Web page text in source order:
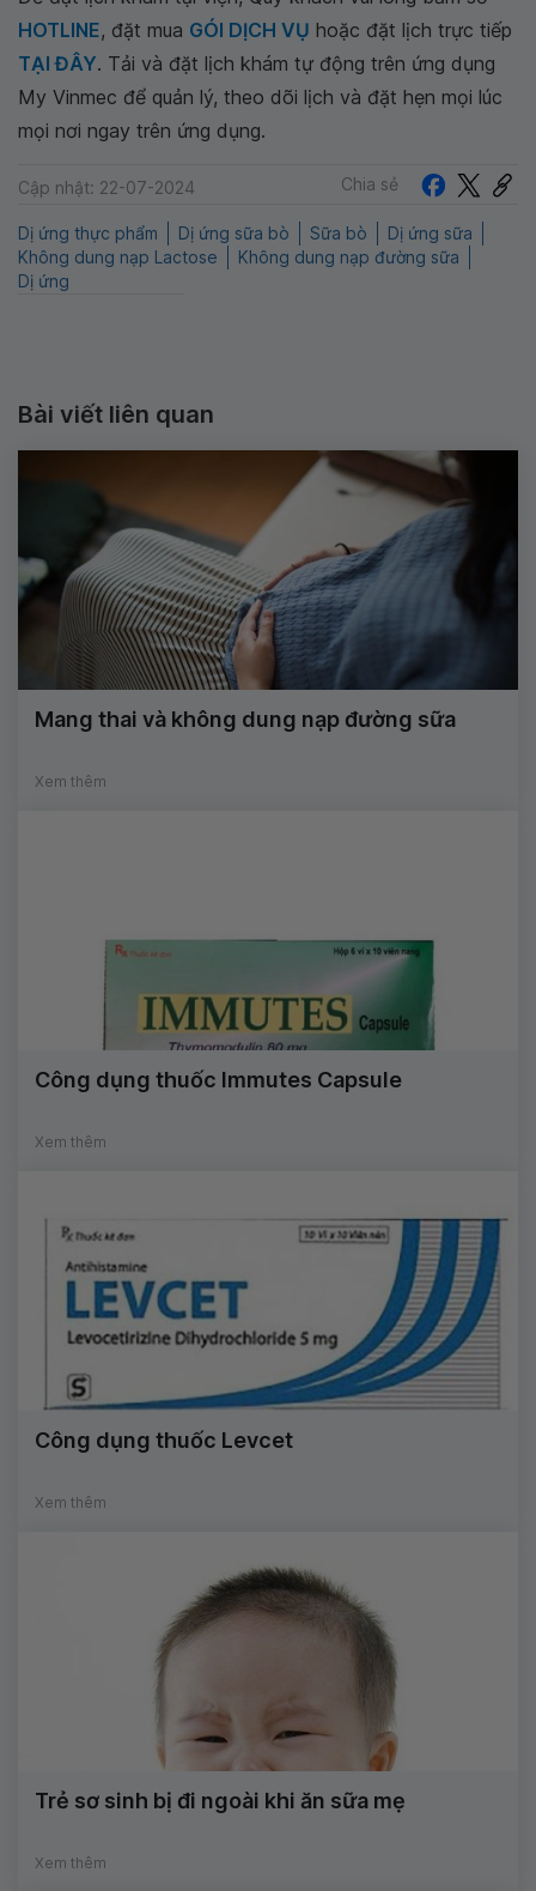
HOTLINE, đặt mua GÓI DỊCH VỤ hoặc đặt lịch trực tiếp
TẠI ĐÂY. Tải và đặt lịch khám tự động trên ứng dụng
My Vinmec để quản lý, theo dõi lịch và đặt hẹn mọi lúc
mọi nơi ngay trên ứng dụng.
Cập nhật: 22-07-2024 Chia sẻ
Dị ứng thực phẩm Dị ứng sữa bò Sữa bò
Dị ứng sữa
Không dung nạp Lactose
Không dung nạp đường sữa
Dị ứng
Bài viết liên quan
Mang thai và không dung nạp đường sữa
Xem thêm
Công dụng thuốc Immutes Capsule
Xem thêm
Công dụng thuốc Levcet
Xem thêm
Trẻ sơ sinh bị đi ngoài khi ăn sữa mẹ
Xem thêm